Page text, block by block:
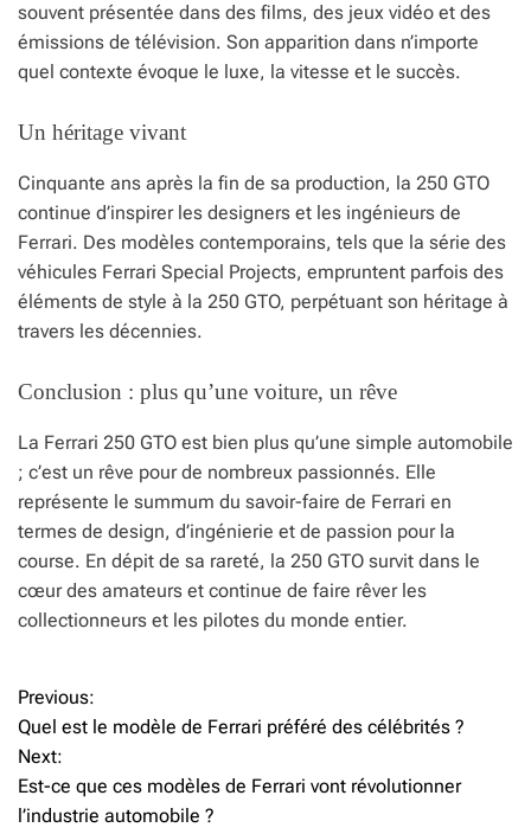
souvent présentée dans des films, des jeux vidéo et des
émissions de télévision. Son apparition dans n’importe
quel contexte évoque le luxe, la vitesse et le succès.
Un héritage vivant
Cinquante ans après la fin de sa production, la 250 GTO
continue d’inspirer les designers et les ingénieurs de
Ferrari. Des modèles contemporains, tels que la série des
véhicules Ferrari Special Projects, empruntent parfois des
éléments de style à la 250 GTO, perpétuant son héritage à
travers les décennies.
Conclusion : plus qu’une voiture, un rêve
La Ferrari 250 GTO est bien plus qu’une simple automobile
; c’est un rêve pour de nombreux passionnés. Elle
représente le summum du savoir-faire de Ferrari en
termes de design, d’ingénierie et de passion pour la
course. En dépit de sa rareté, la 250 GTO survit dans le
cœur des amateurs et continue de faire rêver les
collectionneurs et les pilotes du monde entier.
N
a
v
Previous:
Quel est le modèle de Ferrari préféré des célébrités ?
Next:
Est-ce que ces modèles de Ferrari vont révolutionner
l’industrie automobile ?